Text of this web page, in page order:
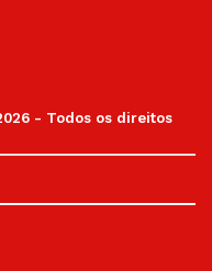
- Todos os direitos